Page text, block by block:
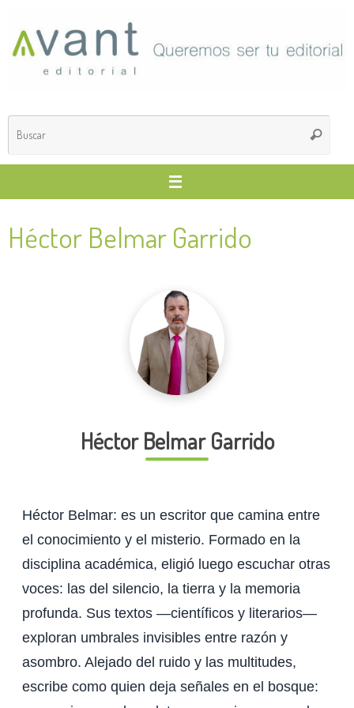
contenido
Buscar
Héctor Belmar Garrido
Héctor Belmar Garrido
Héctor Belmar: es un escritor que camina entre
el conocimiento y el misterio. Formado en la
disciplina académica, eligió luego escuchar otras
voces: las del silencio, la tierra y la memoria
profunda. Sus textos —científicos y literarios—
exploran umbrales invisibles entre razón y
asombro. Alejado del ruido y las multitudes,
escribe como quien deja señales en el bosque: